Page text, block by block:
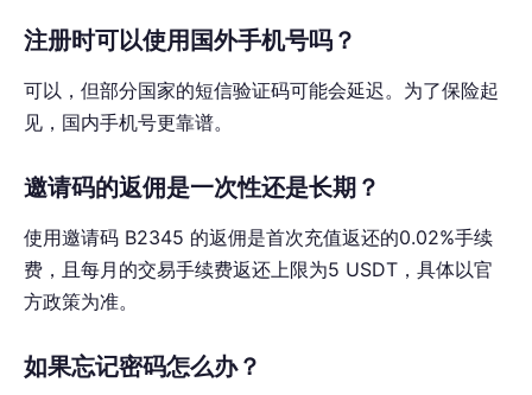
注册时可以使用国外手机号吗？
可以，但部分国家的短信验证码可能会延迟。为了保险起
见，国内手机号更靠谱。
邀请码的返佣是一次性还是长期？
使用邀请码 B2345 的返佣是首次充值返还的0.02%手续
费，且每月的交易手续费返还上限为5 USDT，具体以官
方政策为准。
如果忘记密码怎么办？